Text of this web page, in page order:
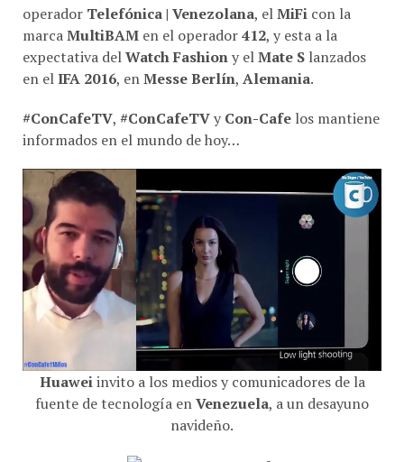
operador Telefónica | Venezolana , el MiFi con la
marca MultiBAM en el operador412 , y esta a la
expectativa del Watch Fashion y el Mate S lanzados
en el IFA 2016 , en Messe Berlín Alemania
#ConCafeTV #ConCafeTVy Con-Cafe los mantiene
informados en el mundo de hoy…
Huawei invito a los medios y comunicadores de la
fuente de tecnología en Venezuela , a un desayuno
navideño.